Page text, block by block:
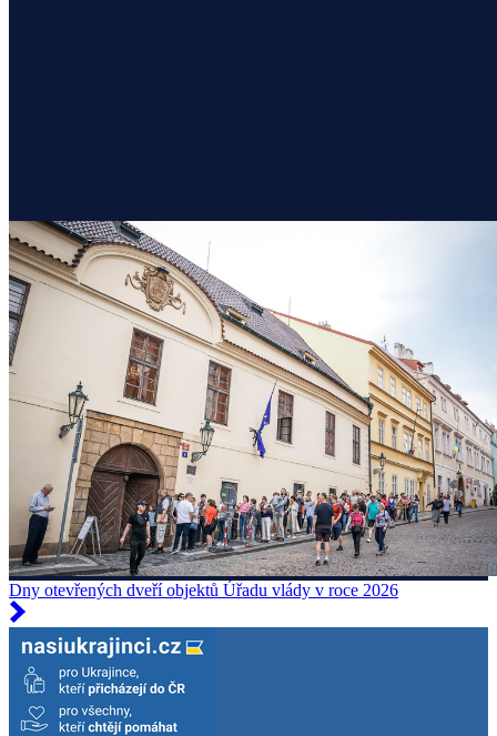
Dny otevřených dveří objektů Úřadu vlády v roce 2026